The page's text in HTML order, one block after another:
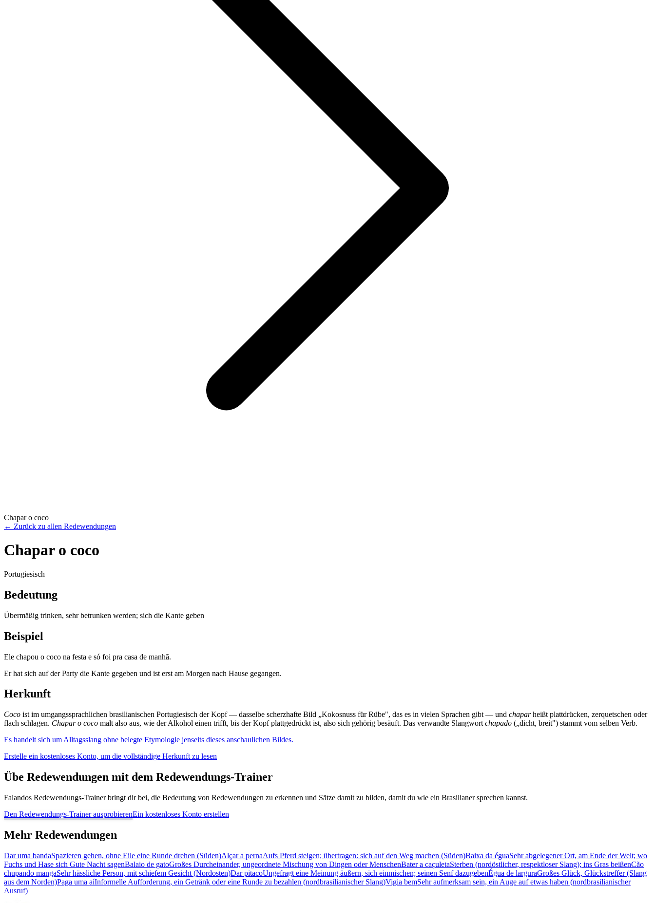
Chapar o coco
← Zurück zu allen Redewendungen
Chapar o coco
Portugiesisch
Bedeutung
Übermäßig trinken, sehr betrunken werden; sich die Kante geben
Beispiel
Ele chapou o coco na festa e só foi pra casa de manhã.
Er hat sich auf der Party die Kante gegeben und ist erst am Morgen nach Hause gegangen.
Herkunft
Coco ist im umgangssprachlichen brasilianischen Portugiesisch der Kopf — dasselbe scherzhafte Bild „Kokosnuss für Rübe", das es in vielen Sprachen gibt — und chaparheißt plattdrücken, zerquetschen oder
flach schlagen. Chapar o coco malt also aus, wie der Alkohol einen trifft, bis der Kopf plattgedrückt ist, also sich gehörig besäuft. Das verwandte Slangwort chapado („dicht, breit") stammt vom selben Verb.
Es handelt sich um Alltagsslang ohne belegte Etymologie jenseits dieses anschaulichen Bildes.
Erstelle ein kostenloses Konto, um die vollständige Herkunft zu lesen
Übe Redewendungen mit dem Redewendungs-Trainer
Falandos Redewendungs-Trainer bringt dir bei, die Bedeutung von Redewendungen zu erkennen und Sätze damit zu bilden, damit du wie ein Brasilianer sprechen kannst.
Den Redewendungs-Trainer ausprobierenEin kostenloses Konto erstellen
Mehr Redewendungen
Dar uma bandaSpazieren gehen, ohne Eile eine Runde drehen (Süden)Alçar a pernaAufs Pferd steigen; übertragen: sich auf den Weg machen (Süden)Baixa da éguaSehr abgelegener Ort, am Ende der Welt; wo
Fuchs und Hase sich Gute Nacht sagenBalaio de gatoGroßes Durcheinander, ungeordnete Mischung von Dingen oder MenschenBater a caçuletaSterben (nordöstlicher, respektloser Slang); ins Gras beißenCão
chupando mangaSehr hässliche Person, mit schiefem Gesicht (Nordosten)Dar pitacoUngefragt eine Meinung äußern, sich einmischen; seinen Senf dazugebenÉgua de larguraGroßes Glück, Glückstreffer (Slang
aus dem Norden)Paga uma aíInformelle Aufforderung, ein Getränk oder eine Runde zu bezahlen (nordbrasilianischer Slang)Vigia bemSehr aufmerksam sein, ein Auge auf etwas haben (nordbrasilianischer
Ausruf)